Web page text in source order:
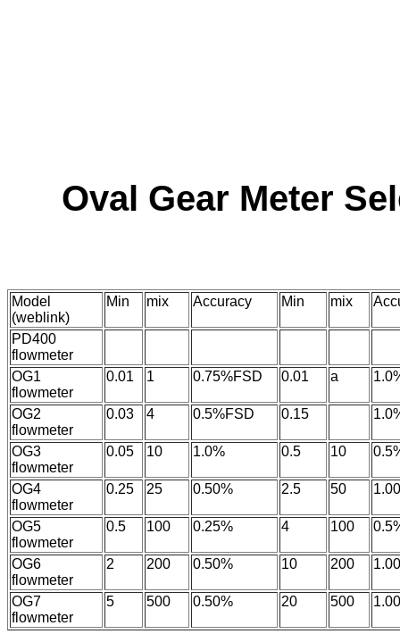
Oval Gear Meter
Model
(weblink)
Min mix Accuracy Min mix
PD400
flowmeter
OG1
flowmeter
0.01 1 0.75%FSD 0.01 a
OG2
flowmeter
0.03 4 0.5%FSD 0.15
OG3
flowmeter
0.05 10 1.0% 0.5 10
OG4
flowmeter
0.25 25 0.50% 2.5 50
OG5
flowmeter
0.5 100 0.25% 4 100
OG6
flowmeter
2 200 0.50% 10 200
OG7
flowmeter
5 500 0.50% 20 500